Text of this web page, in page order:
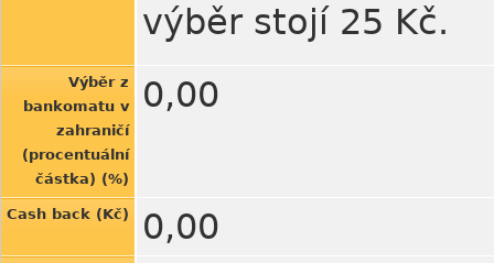
výběr stojí 25 Kč.
Výběr z
bankomatu v
zahraničí
(procentuální
částka) (%)
0,00
Cash back (Kč) 0,00